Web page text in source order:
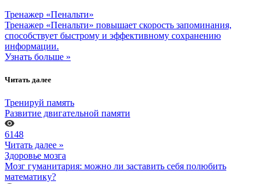
Тренажер «Пенальти»
Тренажер «Пенальти» повышает скорость запоминания,
способствует быстрому и эффективному сохранению
информации.
Узнать больше »
Читать далее
Тренируй память
Развитие двигательной памяти
6148
Читать далее »
Здоровье мозга
Мозг гуманитария: можно ли заставить себя полюбить
математику?